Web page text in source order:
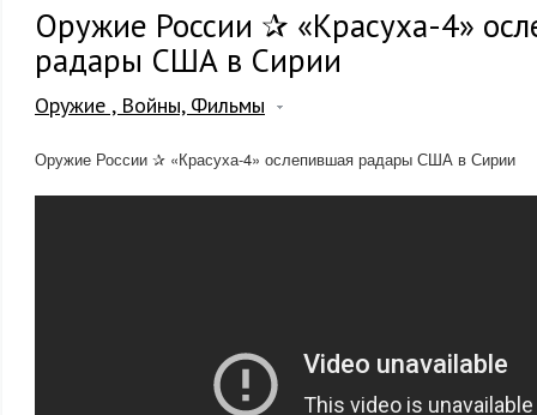
Оружие России ✰ «Красуха-4»
радары США в Сирии
Оружие , Войны, Фильмы
Оружие России ✰ «Красуха-4» ослепившая радары США в Сирии